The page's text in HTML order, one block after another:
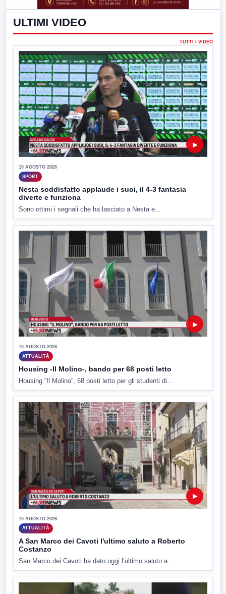
ULTIMI VIDEO
TUTTI I VIDEO
▶
10 AGOSTO 2026
SPORT
Nesta soddisfatto applaude i suoi, il 4-3 fantasia
diverte e funziona
Sono ottimi i segnali che ha lasciato a Nesta e...
▶
10 AGOSTO 2026
ATTUALITÀ
Housing -Il Molino-, bando per 68 posti letto
Housing “Il Molino”, 68 posti letto per gli studenti di...
▶
10 AGOSTO 2026
ATTUALITÀ
A San Marco dei Cavoti l'ultimo saluto a Roberto
Costanzo
San Marco dei Cavoti ha dato oggi l’ultimo saluto a...